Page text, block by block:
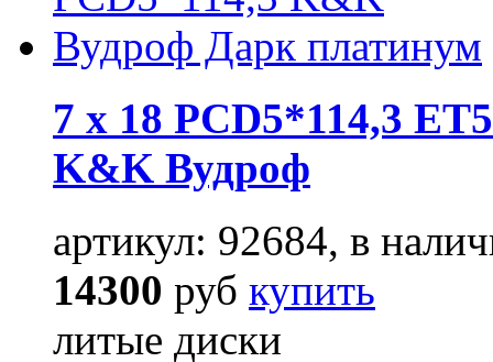
7 x 18 PCD5*114,3
K&K Вудроф
артикул: 92684, в
14300 руб купить
литые диски